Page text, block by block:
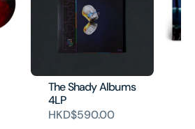
The Shady Albums
4LP
HKD$590.00